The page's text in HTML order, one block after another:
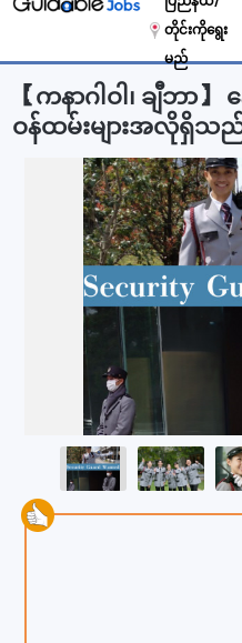
တိုင်းကိုရွေး
မည်
【ကနာဂါဝါ၊ ချီဘာ
ဝန်ထမ်းများအလိုရှိသ